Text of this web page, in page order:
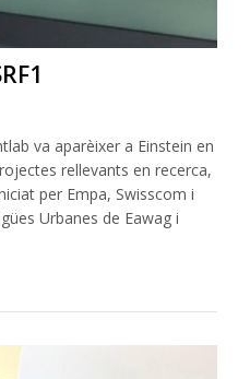
va aparèixer a Einstein en
rellevants en recerca,
per Empa, Swisscom i
Urbanes de Eawag i